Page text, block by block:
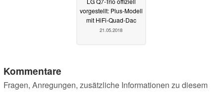
vorgestellt: Plus-Modell
mit HiFi-Quad-Dac
21.05.2018
Kommentare
Fragen, Anregungen, zusätzliche Informationen zu diesem